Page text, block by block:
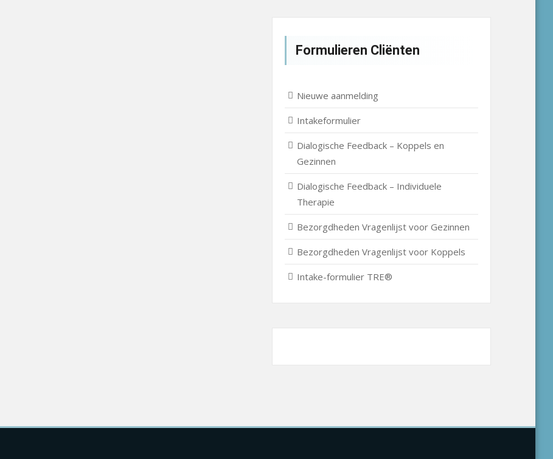
Formulieren Cliënten
Nieuwe aanmelding
Intakeformulier
Dialogische Feedback – Koppels en
Gezinnen
Dialogische Feedback – Individuele
Therapie
Bezorgdheden Vragenlijst voor Gezinnen
Bezorgdheden Vragenlijst voor Koppels
Intake-formulier TRE®